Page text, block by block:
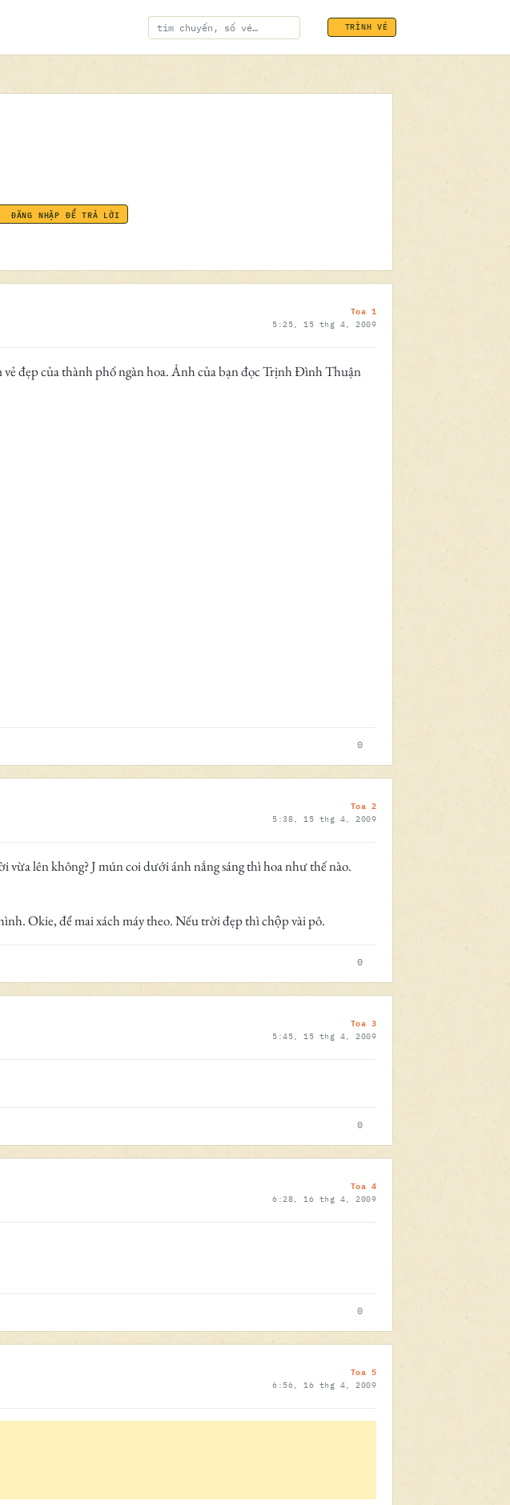
TRÌNH VÉ
15.04.2009
ĐĂNG NHẬP ĐỂ TRẢ LỜI
Toa 1
5:25, 15 thg 4, 2009
đẹp của thành phố ngàn hoa. Ảnh của bạn đọc Trịnh Đình Thuận
0
Toa 2
5:38, 15 thg 4, 2009
lên không? J mún coi dưới ánh nắng sáng thì hoa như thế nào.
Okie, để mai xách máy theo. Nếu trời đẹp thì chộp vài pô.
0
Toa 3
5:45, 15 thg 4, 2009
0
Toa 4
6:28, 16 thg 4, 2009
0
Toa 5
6:56, 16 thg 4, 2009